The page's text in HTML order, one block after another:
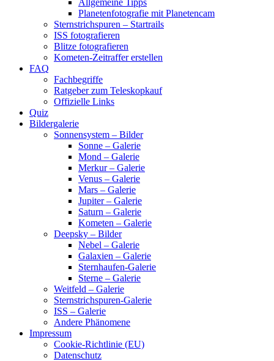
Planetenfotografie mit Planetencam
Sternstrichspuren – Startrails
ISS fotografieren
Blitze fotografieren
Kometen-Zeitraffer erstellen
FAQ
Fachbegriffe
Ratgeber zum Teleskopkauf
Offizielle Links
Quiz
Bildergalerie
Sonnensystem – Bilder
Sonne – Galerie
Mond – Galerie
Merkur – Galerie
Venus – Galerie
Mars – Galerie
Jupiter – Galerie
Saturn – Galerie
Kometen – Galerie
Deepsky – Bilder
Nebel – Galerie
Galaxien – Galerie
Sternhaufen-Galerie
Sterne – Galerie
Weitfeld – Galerie
Sternstrichspuren-Galerie
ISS – Galerie
Andere Phänomene
Impressum
Cookie-Richtlinie (EU)
Datenschutz